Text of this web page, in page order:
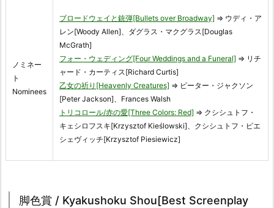
ノミネー
ト
Nominees
ブロードウェイと銃弾[Bullets over Broadway] ⇒ ウディ・ア
レン[Woody Allen]、ダグラス・マクグラス[Douglas
McGrath]
フォー・ウェディング[Four Weddings and a Funeral] ⇒ リチ
ャード・カーティス[Richard Curtis]
乙女の祈り[Heavenly Creatures] ⇒ ピーター・ジャクソン
[Peter Jackson]、Frances Walsh
トリコロール/赤の愛[Three Colors: Red] ⇒ クシシュトフ・
キェシロフスキ[Krzysztof Kieślowski]、クシシュトフ・ピエ
シェヴィッチ[Krzysztof Piesiewicz]
脚色賞 / Kyakushoku Shou[Best Screenplay